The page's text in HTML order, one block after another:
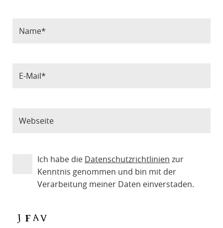
Ich habe die Datenschutzrichtlinien zur
Kenntnis genommen und bin mit der
Verarbeitung meiner Daten einverstaden.